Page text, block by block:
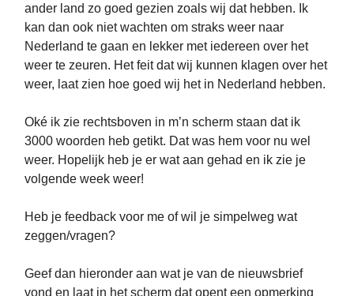
ander land zo goed gezien zoals wij dat hebben. Ik
kan dan ook niet wachten om straks weer naar
Nederland te gaan en lekker met iedereen over het
weer te zeuren. Het feit dat wij kunnen klagen over het
weer, laat zien hoe goed wij het in Nederland hebben.
Oké ik zie rechtsboven in m’n scherm staan dat ik
3000 woorden heb getikt. Dat was hem voor nu wel
weer. Hopelijk heb je er wat aan gehad en ik zie je
volgende week weer!
Heb je feedback voor me of wil je simpelweg wat
zeggen/vragen?
Geef dan hieronder aan wat je van de nieuwsbrief
vond en laat in het scherm dat opent een opmerking